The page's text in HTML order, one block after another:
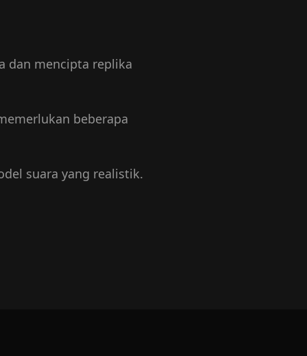
dan mencipta replika
beberapa
suara yang realistik.